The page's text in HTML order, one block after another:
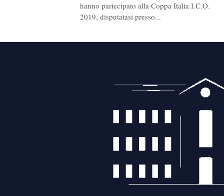
hanno partecipato alla Coppa Italia I.C.O.
2019, disputatasi presso...